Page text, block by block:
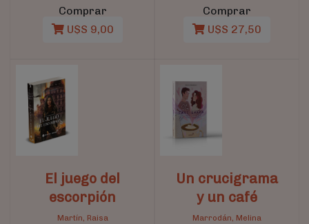
Comprar
U$S 9,00
Comprar
U$S 27,50
El juego del
escorpión
Martín, Raisa
Un crucigrama
y un café
Marrodán, Melina